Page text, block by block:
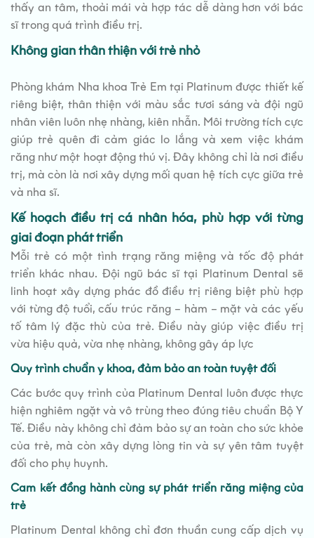
thấy an tâm, thoải mái và hợp tác dễ dàng hơn với bác
sĩ trong quá trình điều trị.
Không gian thân thiện với trẻ nhỏ
Phòng khám Nha khoa Trẻ Em tại Platinum được thiết kế
riêng biệt, thân thiện với màu sắc tươi sáng và đội ngũ
nhân viên luôn nhẹ nhàng, kiên nhẫn. Môi trường tích cực
giúp trẻ quên đi cảm giác lo lắng và xem việc khám
răng như một hoạt động thú vị. Đây không chỉ là nơi điều
trị, mà còn là nơi xây dựng mối quan hệ tích cực giữa trẻ
và nha sĩ.
Kế hoạch điều trị cá nhân hóa, phù hợp với từng
giai đoạn phát triển
Mỗi trẻ có một tình trạng răng miệng và tốc độ phát
triển khác nhau. Đội ngũ bác sĩ tại Platinum Dental sẽ
linh hoạt xây dựng phác đồ điều trị riêng biệt phù hợp
với từng độ tuổi, cấu trúc răng – hàm – mặt và các yếu
tố tâm lý đặc thù của trẻ. Điều này giúp việc điều trị
vừa hiệu quả, vừa nhẹ nhàng, không gây áp lực
Quy trình chuẩn y khoa, đảm bảo an toàn tuyệt đối
Các bước quy trình của Platinum Dental luôn được thực
hiện nghiêm ngặt và vô trùng theo đúng tiêu chuẩn Bộ Y
Tế. Điều này không chỉ đảm bảo sự an toàn cho sức khỏe
của trẻ, mà còn xây dựng lòng tin và sự yên tâm tuyệt
đối cho phụ huynh.
Cam kết đồng hành cùng sự phát triển răng miệng của
trẻ
Platinum Dental không chỉ đơn thuần cung cấp dịch vụ